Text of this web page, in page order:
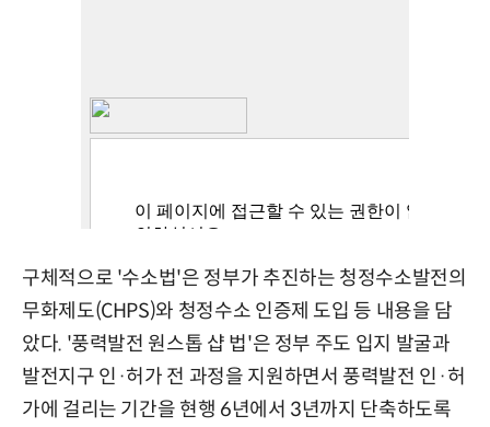
구체적으로 '수소법'은 정부가 추진하는 청정수소발전의
무화제도(CHPS)와 청정수소 인증제 도입 등 내용을 담
았다. '풍력발전 원스톱 샵 법'은 정부 주도 입지 발굴과
발전지구 인·허가 전 과정을 지원하면서 풍력발전 인·허
가에 걸리는 기간을 현행 6년에서 3년까지 단축하도록